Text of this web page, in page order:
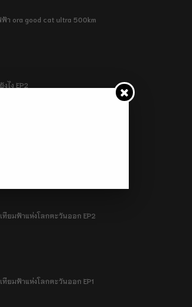
ฟ้า ora good cat ultra 500km
ไง EP2
ทียมฟ้าแห่งโลกตะวันออก EP2
ทียมฟ้าแห่งโลกตะวันออก EP1